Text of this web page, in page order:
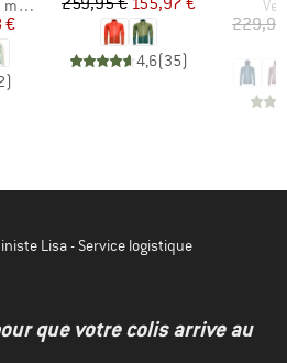
€
)
4,6(35)
Lisa - Service logistique
que votre colis arrive au